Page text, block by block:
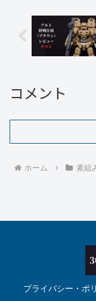
コメント
ホーム 素組
プライバシー・ポ